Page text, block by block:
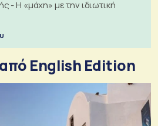
- Η «μάχη» με την ιδιωτική
English Edition